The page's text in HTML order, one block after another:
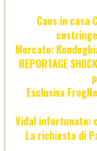
Caos in casa
Mercato:
REPORTAGE
Esclusiva
Vidal infortunato:
La richiesta di